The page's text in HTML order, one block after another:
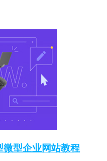
微型企业网站教程